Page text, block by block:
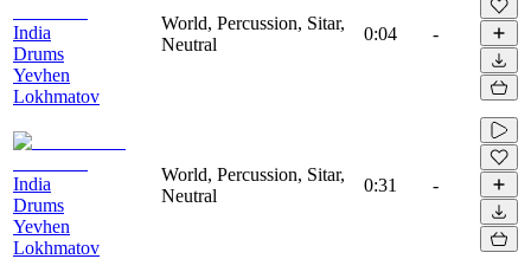
India
Drums
Yevhen
Lokhmatov
World, Percussion, Sitar,
Neutral
0:04 -
India
Drums
Yevhen
Lokhmatov
World, Percussion, Sitar,
Neutral
0:31 -